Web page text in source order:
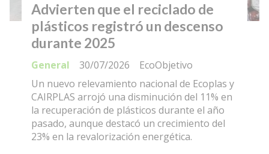
Advierten que el reciclado de
plásticos registró un descenso
durante 2025
EcoObjetivo
General
30/07/2026
Un nuevo relevamiento nacional de Ecoplas y
CAIRPLAS arrojó una disminución del 11% en
la recuperación de plásticos durante el año
pasado, aunque destacó un crecimiento del
23% en la revalorización energética.